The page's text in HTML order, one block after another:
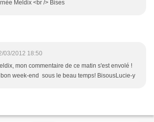
Meldix <br /> Bises
03/2012 18:50
mon commentaire de ce matin s'est envolé !
week-end sous le beau temps! BisousLucie-y